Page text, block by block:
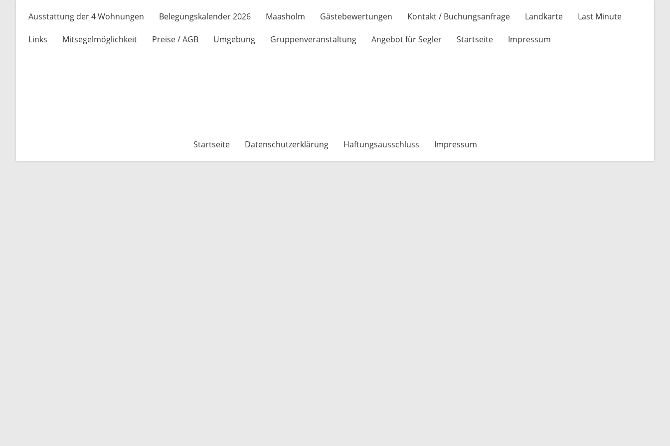
Ausstattung der 4 Wohnungen Belegungskalender 2026 Maasholm Gästebewertungen Kontakt / Buchungsanfrage Landkarte Last Minute
Links Mitsegelmöglichkeit Preise / AGB Umgebung Gruppenveranstaltung Angebot für Segler Startseite Impressum
Startseite Datenschutzerklärung Haftungsausschluss Impressum